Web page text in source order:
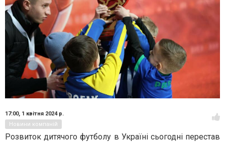
17:00, 1 квітня 2024 р.
Новини компаній
Розвиток дитячого футболу в Україні сьогодні перестав